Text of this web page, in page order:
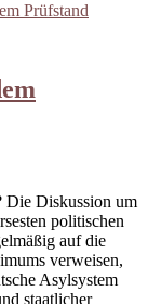
Die Diskussion um
politischen
auf die
verweisen,
Asylsystem
staatlicher